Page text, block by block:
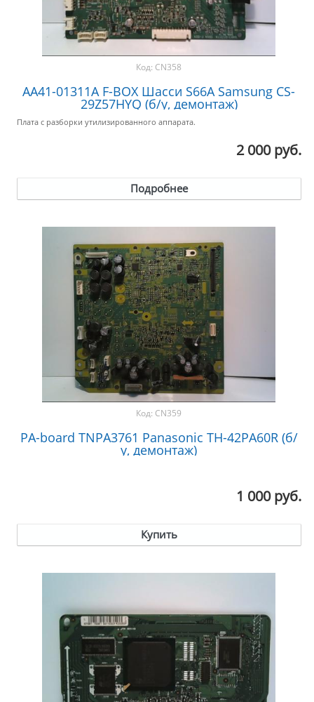
Код: CN358
AA41-01311A F-BOX Шасси S66A Samsung CS-
29Z57HYQ (б/у, демонтаж)
Плата с разборки утилизированного аппарата.
2 000 руб.
Подробнее
Код: CN359
PA-board TNPA3761 Panasonic TH-42PA60R (б/
у, демонтаж)
1 000 руб.
Купить